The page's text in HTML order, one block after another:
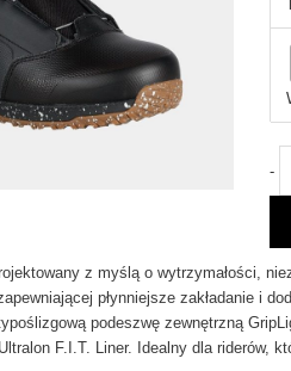
-
z myślą o wytrzymałości,
płynniejsze zakładanie i
podeszwę zewnętrzną
F.I.T. Liner. Idealny dla riderów,